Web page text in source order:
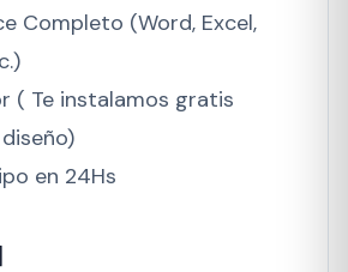
Completo (Word, Excel,
( Te instalamos gratis
en 24Hs